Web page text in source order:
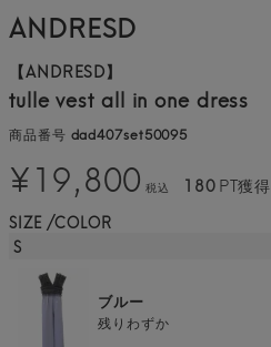
ANDRESD
【ANDRESD】
tulle vest all in one dress
商品番号 dad407set50095
¥19,800 税込 180PT獲得
SIZE
COLOR
S
ブルー
残りわずか